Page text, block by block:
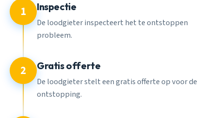
1 Inspectie
De loodgieter inspecteert het te ontstoppen
probleem.
2 Gratis offerte
De loodgieter stelt een gratis offerte op voor de
ontstopping.